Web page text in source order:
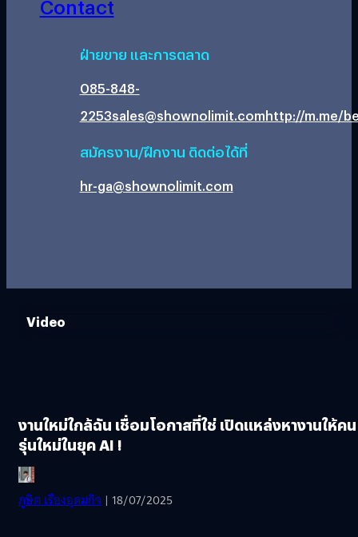
Contact
ฝ่ายขาย และการตลาด
085-848-
2253sales@shownolimit.comhttp://m.me/
สมัครงาน/ฝึกงาน ติดต่อได้ที่
hr-ga@shownolimit.com
Video
งานใหม่ใกล้ฉัน เชื่อมโอกาสที่ใช่ เปิดแหล่งหางานให้คน
รุ่นใหม่ในยุค AI !
ภูษิต เรืองอุดมกิจ | 18/07/2025